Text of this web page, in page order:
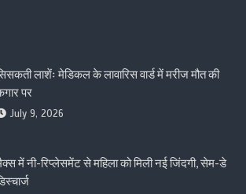
लाशेंः मेडिकल के लावारिस वार्ड में मरीज मौत की
पर
July 9, 2026
में नी-रिप्लेसमेंट से महिला को मिली नई जिंदगी, सेम-डे